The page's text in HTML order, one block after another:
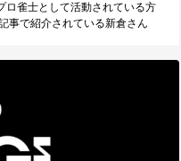
ロ雀士として活動されている方
事で紹介されている新倉さん
れています。 特に進学校に通う
るから、自分も勉強しよう」
ど、まずは東大合格を目標に努
ないかもしれません。 勉強に集
疑いもなく努力を重ね、良い成